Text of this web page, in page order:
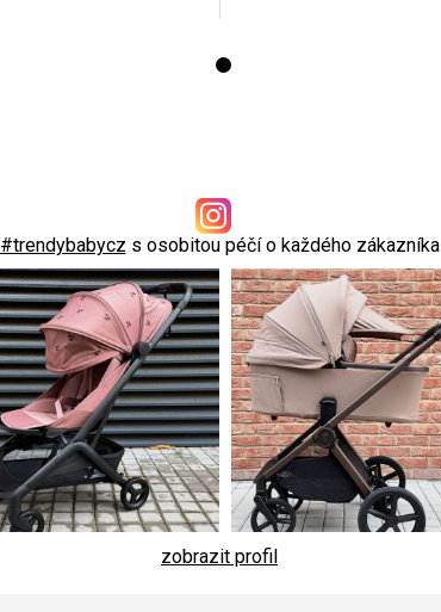
#trendybabycz s osobitou péčí o každého zákazníka
zobrazit profil